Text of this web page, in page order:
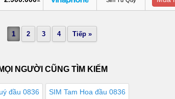
1 2 3 4 Tiếp »
NGƯỜI CŨNG TÌM KIẾM
đầu 0836 SIM Tam Hoa đầu 0836